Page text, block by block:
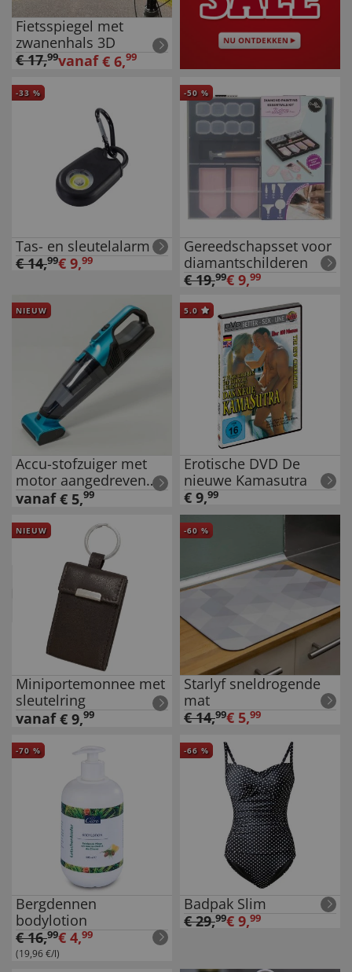
Fietsspiegel met
zwanenhals 3D
€17,99vanaf € 6,99
-33 %
Tas- en sleutelalarm
€14,99€ 9,99
-50 %
Gereedschapsset voor
diamantschilderen
€19,99€ 9,99
NIEUW
Accu-stofzuiger met
motor aangedreven
borstel
vanaf € 5,99
5.0
Erotische DVD De
nieuwe Kamasutra
€ 9,99
NIEUW
Miniportemonnee met
sleutelring
vanaf € 9,99
-60 %
Starlyf sneldrogende
mat
€14,99€ 5,99
-70 %
Bergdennen
bodylotion
€16,99€ 4,99
(19,96 €/l)
-66 %
Badpak Slim
€29,99€ 9,99